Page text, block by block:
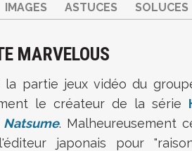
IMAGES ASTUCES SOLUCES
MARVELOUS
partie jeux vidéo du
le créateur de la série
Natsume. Malheureusement
japonais pour